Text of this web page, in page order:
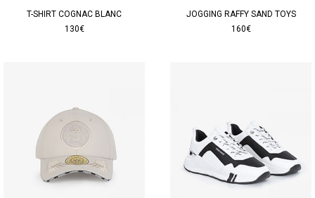
T-SHIRT COGNAC BLANC
130€
JOGGING RAFFY SAND TOYS
160€